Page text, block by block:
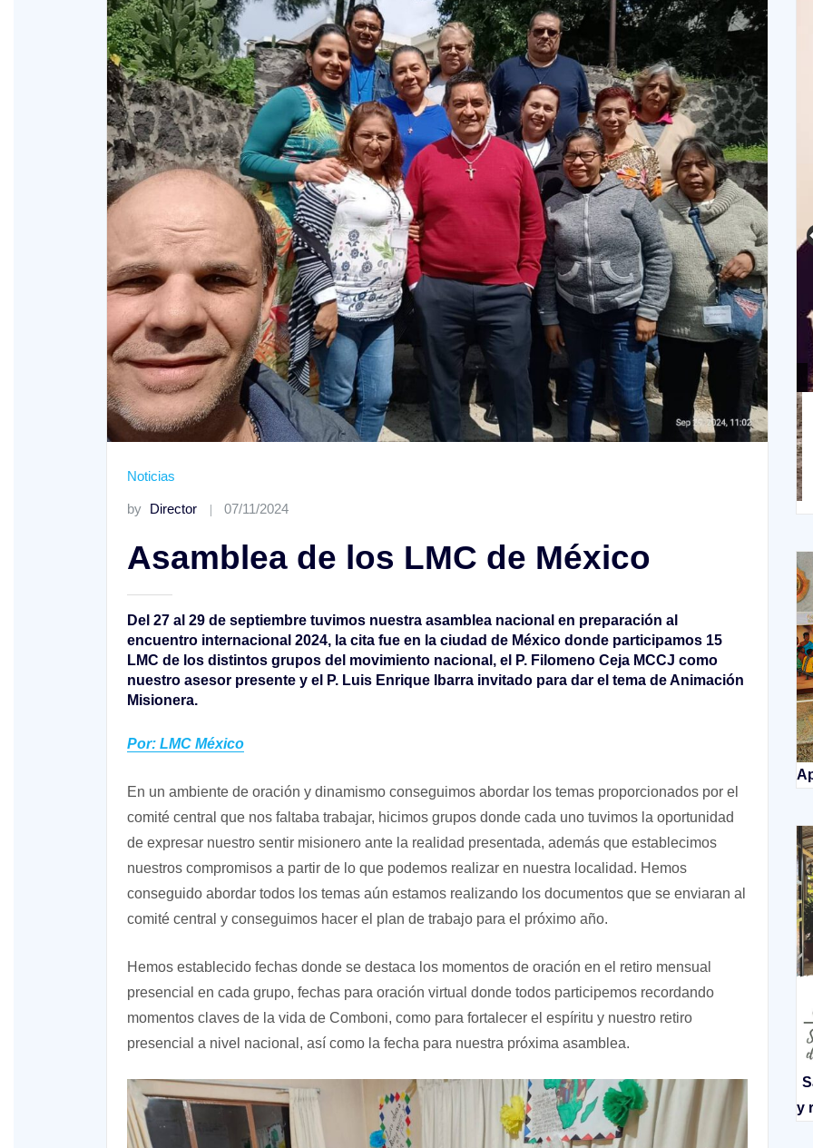
Noticias
by Director 07/11/2024
Asamblea de los LMC de México
Del 27 al 29 de septiembre tuvimos nuestra asamblea nacional en preparación al
encuentro internacional 2024, la cita fue en la ciudad de México donde participamos 15
LMC de los distintos grupos del movimiento nacional, el P. Filomeno Ceja MCCJ como
nuestro asesor presente y el P. Luis Enrique Ibarra invitado para dar el tema de Animación
Misionera.
Por: LMC México
En un ambiente de oración y dinamismo conseguimos abordar los temas proporcionados por el
comité central que nos faltaba trabajar, hicimos grupos donde cada uno tuvimos la oportunidad
de expresar nuestro sentir misionero ante la realidad presentada, además que establecimos
nuestros compromisos a partir de lo que podemos realizar en nuestra localidad. Hemos
conseguido abordar todos los temas aún estamos realizando los documentos que se enviaran al
comité central y conseguimos hacer el plan de trabajo para el próximo año.
Hemos establecido fechas donde se destaca los momentos de oración en el retiro mensual
presencial en cada grupo, fechas para oración virtual donde todos participemos recordando
momentos claves de la vida de Comboni, como para fortalecer el espíritu y nuestro retiro
presencial a nivel nacional, así como la fecha para nuestra próxima asamblea.
XIV Domingo ordinario. Año A
XIII Domingo ordinario. Año A
y